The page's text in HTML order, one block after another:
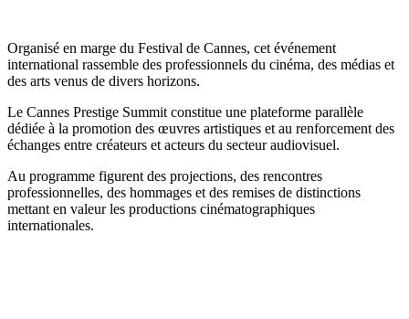
Organisé en marge du Festival de Cannes, cet événement
international rassemble des professionnels du cinéma, des médias et
des arts venus de divers horizons.
Le Cannes Prestige Summit constitue une plateforme parallèle
dédiée à la promotion des œuvres artistiques et au renforcement des
échanges entre créateurs et acteurs du secteur audiovisuel.
Au programme figurent des projections, des rencontres
professionnelles, des hommages et des remises de distinctions
mettant en valeur les productions cinématographiques
internationales.